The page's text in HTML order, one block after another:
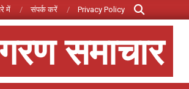
में संपर्क करें Privacy Policy
Search
समाचार